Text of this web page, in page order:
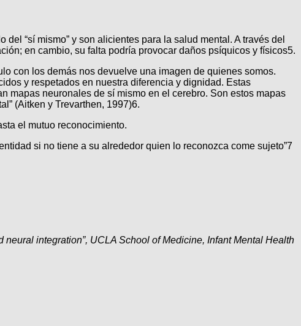
“sí mismo” y son alicientes para la salud mental. A través del
en cambio, su falta podría provocar daños psíquicos y físicos5.
con los demás nos devuelve una imagen de quienes somos.
y respetados en nuestra diferencia y dignidad. Estas
mapas neuronales de sí mismo en el cerebro. Son estos mapas
(Aitken y Trevarthen, 1997)6.
el mutuo reconocimiento.
si no tiene a su alrededor quien lo reconozca come sujeto”7
integration”, UCLA School of Medicine, Infant Mental Health